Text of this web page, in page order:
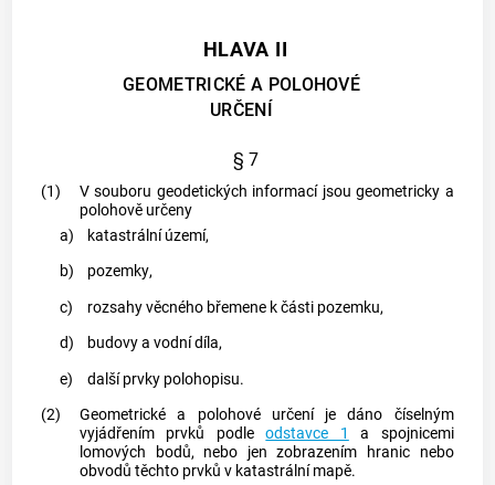
HLAVA II
GEOMETRICKÉ A POLOHOVÉ
URČENÍ
§ 7
(1)
V souboru geodetických informací jsou geometricky a
polohově určeny
a)
katastrální území,
b)
pozemky,
c)
rozsahy věcného břemene k části pozemku,
d)
budovya vodní díla,
e)
další prvky polohopisu.
(2)
Geometrické a polohové určení je dáno číselným
vyjádřením prvků podleodstavce 1
a spojnicemi
lomových bodů, nebo jen zobrazením hranic nebo
obvodů těchto prvků v katastrální mapě.